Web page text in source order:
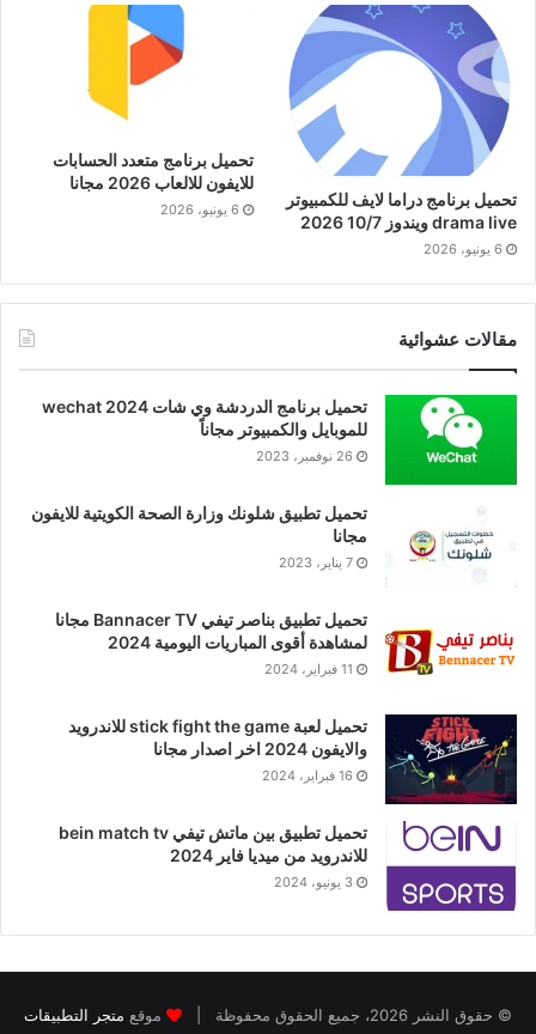
تحميل برنامج دراما لايف للكمبيوتر
drama live ويندوز 10/7 2026
6 يونيو، 2026
تحميل برنامج متعدد الحسابات
للايفون للالعاب 2026 مجانا
6 يونيو، 2026
مقالات عشوائية
تحميل برنامج الدردشة وي شات wechat 2024
للموبايل والكمبيوتر مجاناً
26 نوفمبر، 2023
تحميل تطبيق شلونك وزارة الصحة الكويتية للايفون
مجانا
7 يناير، 2023
تحميل تطبيق بناصر تيفي Bannacer TV مجانا
لمشاهدة أقوى المباريات اليومية 2024
11 فبراير، 2024
تحميل لعبة stick fight the game للاندرويد
والايفون 2024 اخر اصدار مجانا
16 فبراير، 2024
تحميل تطبيق بين ماتش تيفي bein match tv
للاندرويد من ميديا فاير 2024
3 يونيو، 2024
© حقوق النشر 2026، جميع الحقوق محفوظة | موقع متجر التطبيقات